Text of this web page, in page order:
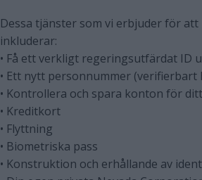
Dessa tjänster som vi erbjuder för
inkluderar:
• Få ett verkligt regeringsutfärdat ID
• Ett nytt personnummer (verifierbart
• Kontrollera och spara konton för
• Kreditkort
• Flyttning
• Biometriska pass
• Konstruktion och erhållande av